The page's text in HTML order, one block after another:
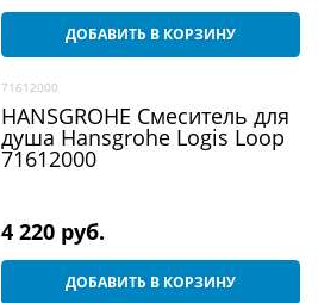
ДОБАВИТЬ В КОРЗИНУ
71612000
HANSGROHE Смеситель для
душа Hansgrohe Logis Loop
71612000
4 220 руб.
ДОБАВИТЬ В КОРЗИНУ